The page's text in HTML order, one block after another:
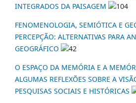
INTEGRADOS DA PAISAGEM
104
FENOMENOLOGIA, SEMIÓTICA E
PERCEPÇÃO: ALTERNATIVAS PARA
GEOGRÁFICO
42
O ESPAÇO DA MEMÓRIA E A
ALGUMAS REFLEXÕES SOBRE A
PESQUISAS SOCIAIS E HISTÓRICAS